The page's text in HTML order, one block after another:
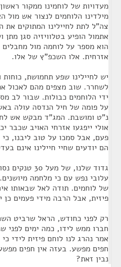
מעדויות של לוחמינו ממקור
מילדינו הלוחמים לנצור אש מול
צה"ל לתת לחיילינו המתוקים את
אתמול הופיע בטלוויזיה סגן
הוא מספר על לוחמה מול מחבלים
אזרחית. אלו השכפ"ץ של אלו.
יש לחיילינו שפע תחמושת, כוחות
לשחרר. שוב מצפים מהם לאכול
ידי הלוחמים כבולות. שבור לב
נ"ט ומושבת. המג"ד מבקש אש
אולי ייפגעו אזרחי האויב שכבר
פעם, אבל סמכו על טוב ליבנו,
הם יודעים שחיי חיילינו אינם
גדוד שלנו, של
עלובי נפש עם כי מלחמה
של לוחמים. תודה לאל שבאותו
פיזית, אבל הרבה מידי פעמים כן
רק לפני כחודש, הראל שרביט
חברו ממש לידו, כמה ימים לפני
אמר נהרג לנו לוחם פיזית לידי
חפים מפשע. בעזה אין חפים
נבין זאת?